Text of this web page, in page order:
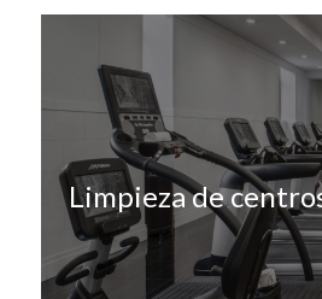
Limpieza de